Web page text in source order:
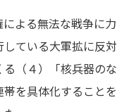
よる無法な戦争に
ている大軍拡に反
（４）「核兵器の
を具体化すること